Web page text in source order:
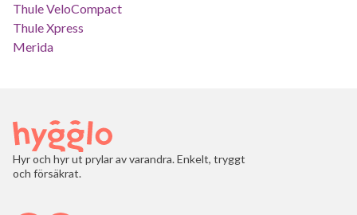
Thule VeloCompact
Thule Xpress
Merida
Hyr och hyr ut prylar av varandra. Enkelt, tryggt
och försäkrat.